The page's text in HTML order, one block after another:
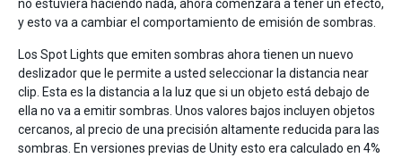
no estuviera haciendo nada, ahora comenzará a tener un efecto,
y esto va a cambiar el comportamiento de emisión de sombras.
Los Spot Lights que emiten sombras ahora tienen un nuevo
deslizador que le permite a usted seleccionar la distancia near
clip. Esta es la distancia a la luz que si un objeto está debajo de
ella no va a emitir sombras. Unos valores bajos incluyen objetos
cercanos, al precio de una precisión altamente reducida para las
sombras. En versiones previas de Unity esto era calculado en 4%